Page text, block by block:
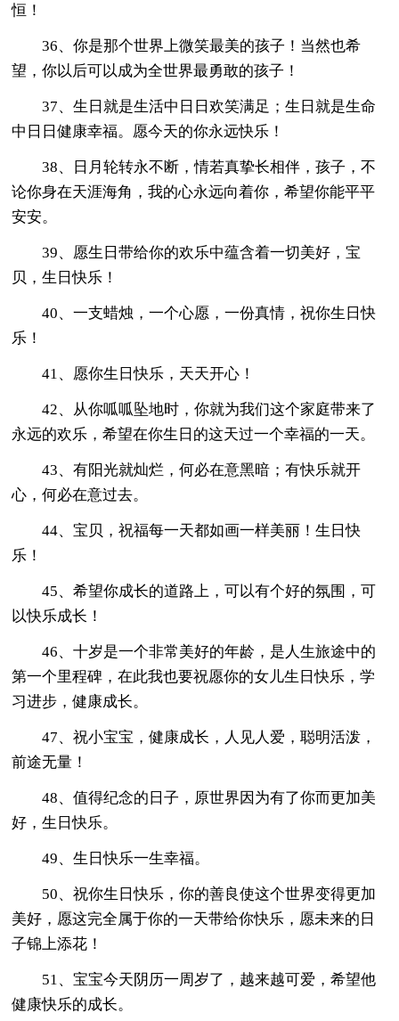
恒！
36、你是那个世界上微笑最美的孩子！当然也希
望，你以后可以成为全世界最勇敢的孩子！
37、生日就是生活中日日欢笑满足；生日就是生命
中日日健康幸福。愿今天的你永远快乐！
38、日月轮转永不断，情若真挚长相伴，孩子，不
论你身在天涯海角，我的心永远向着你，希望你能平平
安安。
39、愿生日带给你的欢乐中蕴含着一切美好，宝
贝，生日快乐！
40、一支蜡烛，一个心愿，一份真情，祝你生日快
乐！
41、愿你生日快乐，天天开心！
42、从你呱呱坠地时，你就为我们这个家庭带来了
永远的欢乐，希望在你生日的这天过一个幸福的一天。
43、有阳光就灿烂，何必在意黑暗；有快乐就开
心，何必在意过去。
44、宝贝，祝福每一天都如画一样美丽！生日快
乐！
45、希望你成长的道路上，可以有个好的氛围，可
以快乐成长！
46、十岁是一个非常美好的年龄，是人生旅途中的
第一个里程碑，在此我也要祝愿你的女儿生日快乐，学
习进步，健康成长。
47、祝小宝宝，健康成长，人见人爱，聪明活泼，
前途无量！
48、值得纪念的日子，原世界因为有了你而更加美
好，生日快乐。
49、生日快乐一生幸福。
50、祝你生日快乐，你的善良使这个世界变得更加
美好，愿这完全属于你的一天带给你快乐，愿未来的日
子锦上添花！
51、宝宝今天阴历一周岁了，越来越可爱，希望他
健康快乐的成长。